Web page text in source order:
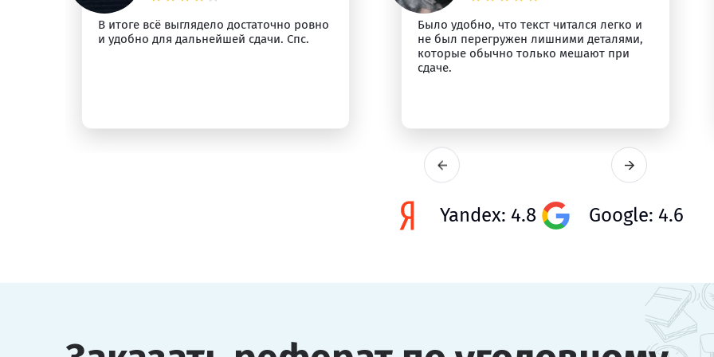
В итоге всё выглядело достаточно ровно
и удобно для дальнейшей сдачи. Спс.
Было удобно, что текст читался легко и
не был перегружен лишними деталями,
которые обычно только мешают при
сдаче.
Yandex: 4.8 Google: 4.6